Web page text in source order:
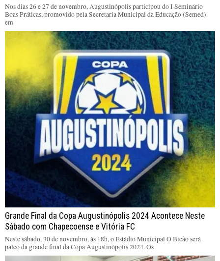
Nos dias 26 e 27 de novembro, Augustinópolis participou do I Seminário
Boas Práticas, promovido pela Secretaria Municipal da Educação (Semed)
em
Grande Final da Copa Augustinópolis 2024 Acontece Neste
Sábado com Chapecoense e Vitória FC
Neste sábado, 30 de novembro, às 18h, o Estádio Municipal O Bicão será
palco da grande final da Copa Augustinópolis 2024. Os